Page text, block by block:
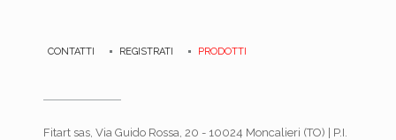
CONTATTI REGISTRATI PRODOTTI
Fitart sas, Via Guido Rossa, 20 - 10024 Moncalieri (TO) | P.I.